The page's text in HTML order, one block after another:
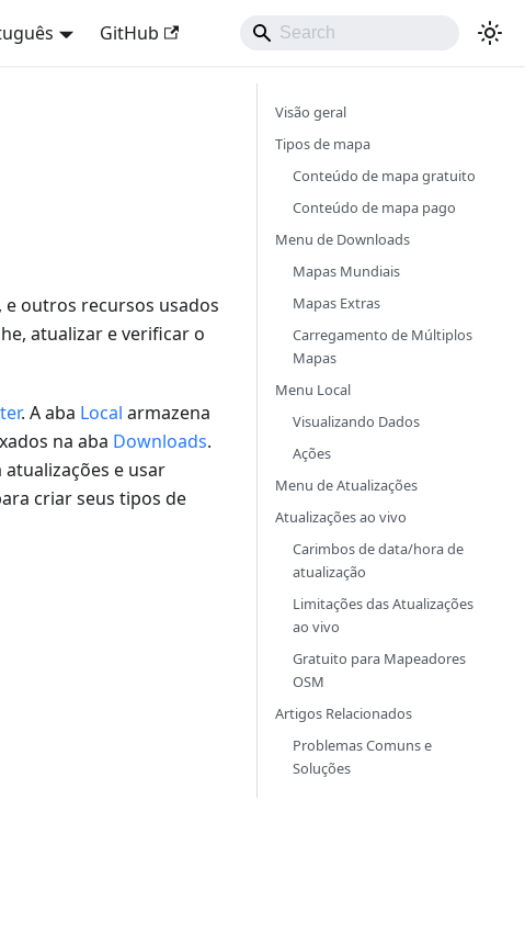
GitHub
, e outros recursos usados
atualizar e verificar o
. A aba Local armazena
na aba Downloads.
e usar
criar seus tipos de
Visão geral
Tipos de mapa
Conteúdo de mapa gratuito
Conteúdo de mapa pago
Menu de Downloads
Mapas Mundiais
Mapas Extras
Carregamento de Múltiplos
Mapas
Menu Local
Visualizando Dados
Ações
Menu de Atualizações
Atualizações ao vivo
Carimbos de data/hora de
atualização
Limitações das Atualizações
ao vivo
Gratuito para Mapeadores
OSM
Artigos Relacionados
Problemas Comuns e
Soluções